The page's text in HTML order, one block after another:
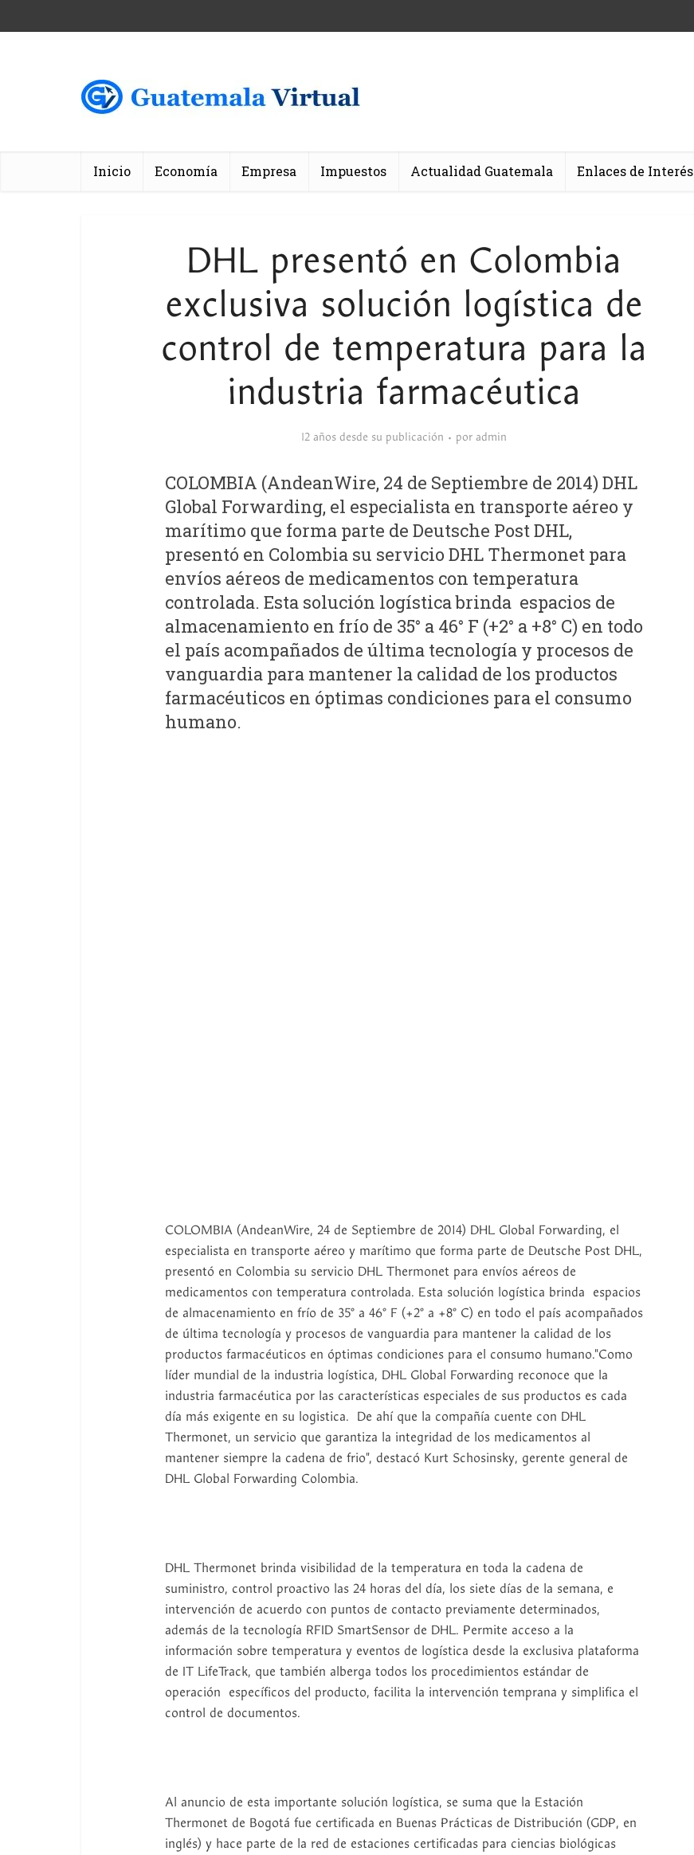
Inicio Economía Empresa Impuestos Actualidad Guatemala Enlaces de Interés
DHL presentó en Colombia
exclusiva solución logística de
control de temperatura para la
industria farmacéutica
12 años desde su publicación por admin
COLOMBIA (AndeanWire, 24 de Septiembre de 2014) DHL
Global Forwarding, el especialista en transporte aéreo y
marítimo que forma parte de Deutsche Post DHL,
presentó en Colombia su servicio DHL Thermonet para
envíos aéreos de medicamentos con temperatura
controlada. Esta solución logística brinda espacios de
almacenamiento en frío de 35° a 46° F (+2° a +8° C) en todo
el país acompañados de última tecnología y procesos de
vanguardia para mantener la calidad de los productos
farmacéuticos en óptimas condiciones para el consumo
humano.
COLOMBIA (AndeanWire, 24 de Septiembre de 2014) DHL Global Forwarding, el
especialista en transporte aéreo y marítimo que forma parte de Deutsche Post DHL,
presentó en Colombia su servicio DHL Thermonet para envíos aéreos de
medicamentos con temperatura controlada. Esta solución logística brinda espacios
de almacenamiento en frío de 35° a 46° F (+2° a +8° C) en todo el país acompañados
de última tecnología y procesos de vanguardia para mantener la calidad de los
productos farmacéuticos en óptimas condiciones para el consumo humano."Como
líder mundial de la industria logística, DHL Global Forwarding reconoce que la
industria farmacéutica por las características especiales de sus productos es cada
día más exigente en su logistica. De ahí que la compañía cuente con DHL
Thermonet, un servicio que garantiza la integridad de los medicamentos al
mantener siempre la cadena de frio", destacó Kurt Schosinsky, gerente general de
DHL Global Forwarding Colombia.
DHL Thermonet brinda visibilidad de la temperatura en toda la cadena de
suministro, control proactivo las 24 horas del día, los siete días de la semana, e
intervención de acuerdo con puntos de contacto previamente determinados,
además de la tecnología RFID SmartSensor de DHL. Permite acceso a la
información sobre temperatura y eventos de logística desde la exclusiva plataforma
de IT LifeTrack, que también alberga todos los procedimientos estándar de
operación específicos del producto, facilita la intervención temprana y simplifica el
control de documentos.
Al anuncio de esta importante solución logística, se suma que la Estación
Thermonet de Bogotá fue certificada en Buenas Prácticas de Distribución (GDP, en
inglés) y hace parte de la red de estaciones certificadas para ciencias biológicas